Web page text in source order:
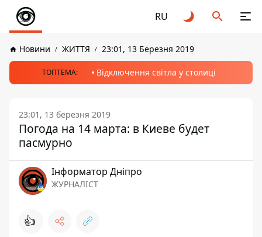
RU
Новини ЖИТТЯ 23:01, 13 Березня 2019
ТОПТЕМА: Відключення світла у столиці
23:01, 13 березня 2019
Погода на 14 марта: в Киеве будет
пасмурно
Інформатор Дніпро
ЖУРНАЛІСТ
👍